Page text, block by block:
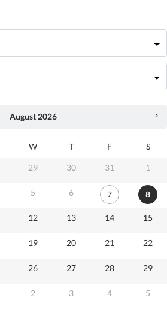
August 2026
W T F S
29 30 31 1
5 6 7 8
12 13 14 15
19 20 21 22
26 27 28 29
2 3 4 5